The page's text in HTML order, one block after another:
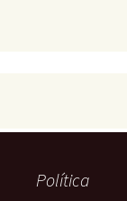
Política